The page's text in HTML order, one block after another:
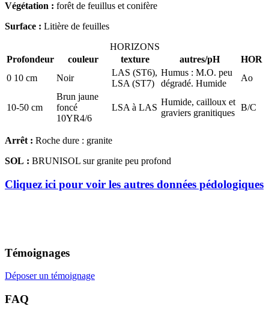
Végétation : forêt de feuillus et conifère
Surface : Litière de feuilles
HORIZONS
Profondeur
couleur texture autres/pH
HOR
0 10 cm
Noir
LAS (ST6),
LSA (ST7)
Humus : M.O. peu
dégradé. Humide
Ao
10-50 cm
Brun jaune
foncé
10YR4/6
LSA à LAS
Humide, cailloux et
graviers granitiques
B/C
Arrêt : Roche dure : granite
SOL : BRUNISOL sur granite peu profond
Cliquez ici pour voir les autres données pédologiques
Témoignages
Déposer un témoignage
FAQ